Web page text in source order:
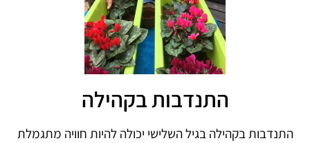
התנדבות בקהילה
התנדבות בקהילה בגיל השלישי יכולה להיות חוויה מתגמלת